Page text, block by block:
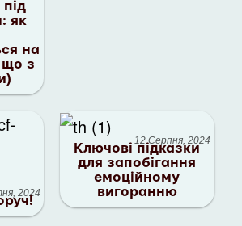
як
на
що з
2024
12 Серпня, 2024
Ключові підказки
для запобігання
емоційному
вигоранню